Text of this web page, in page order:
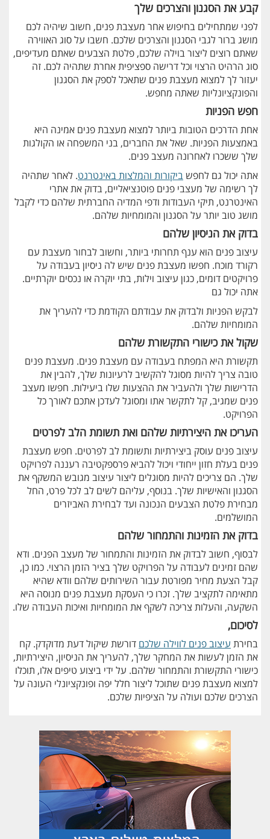
קבע את הסגנון והצרכים שלך
לפני שמתחילים בחיפוש אחר מעצבת פנים, חשוב שיהיה לכם
מושג ברור לגבי הסגנון והצרכים שלכם. חשבו על סוג האווירה
שאתם רוצים ליצור בוילה שלכם, פלטת הצבעים שאתם מעדיפים,
סוג הרהיט הרצוי וכל דרישה ספציפית אחרת שתהיה לכם. זה
יעזור לך למצוא מעצבת פנים שתאכל לספק את הסגנון
והפונקציונליות שאתה מחפש.
חפש הפניות
אחת הדרכים הטובות ביותר למצוא מעצבת פנים אמינה היא
באמצעות הפניות. שאל את החברים, בני המשפחה או הקולגות
שלך ששכרו לאחרונה מעצב פנים.
אתה יכול גם לחפשביקורות והמלצות באינטרנט. לאחר שתהיה
לך רשימה של מעצבי פנים פוטנציאליים, בדוק את אתרי
האינטרנט, תיקי העבודות ודפי המדיה החברתית שלהם כדי לקבל
מושג טוב יותר על הסגנון והמומחיות שלהם.
בדוק את הניסיון שלהם
עיצוב פנים הוא ענף תחרותי ביותר, וחשוב לבחור מעצבת עם
רקורד מוכח. חפשו מעצבת פנים שיש לה ניסיון בעבודה על
פרויקטים דומים, כגון עיצוב וילות, בתי יוקרה או נכסים יוקרתיים.
אתה יכול גם
לבקש הפניות ולבדוק את עבודתם הקודמת כדי להעריך את
המומחיות שלהם.
שקול את כישורי התקשורת שלהם
תקשורת היא המפתח בעבודה עם מעצבת פנים. מעצבת פנים
טובה צריך להיות מסוגל להקשיב לרעיונות שלך, להבין את
הדרישות שלך ולהעביר את ההצעות שלו ביעילות. חפשו מעצב
פנים שמגיב, קל לתקשר אתו ומסוגל לעדכן אתכם לאורך כל
הפרויקט.
העריכו את היצירתיות שלהם ואת תשומת הלב לפרטים
עיצוב פנים עוסק ביצירתיות ותשומת לב לפרטים. חפש מעצבת
פנים בעלת חזון ייחודי ויכול להביא פרספקטיבה רעננה לפרויקט
שלך. הם צריכים להיות מסוגלים ליצור עיצוב מגובש המשקף את
הסגנון והאישיות שלך. בנוסף, עליהם לשים לב לכל פרט, החל
מבחירת פלטת הצבעים הנכונה ועד לבחירת האביזרים
המושלמים.
בדוק את הזמינות והתמחור שלהם
לבסוף, חשוב לבדוק את הזמינות והתמחור של מעצב הפנים. ודא
שהם זמינים לעבודה על הפרויקט שלך בציר הזמן הרצוי. כמו כן,
קבל הצעת מחיר מפורטת עבור השירותים שלהם וודא שהיא
מתאימה לתקציב שלך. זכרו כי העסקת מעצבת פנים מנוסה היא
השקעה, והעלות צריכה לשקף את המומחיות ואיכות העבודה שלו.
לסיכום,
בחירת עיצוב פנים לווילה שלכם דורשת שיקול דעת מדוקדק. קח
את הזמן לעשות את המחקר שלך, להעריך את הניסיון, היצירתיות,
כישורי התקשורת והתמחור שלהם. על ידי ביצוע טיפים אלו, תוכלו
למצוא מעצבת פנים שתוכל ליצור חלל יפה ופונקציונלי העונה על
הצרכים שלכם ועולה על הציפיות שלכם.